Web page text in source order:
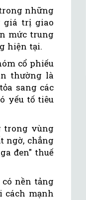
những
giá trị giao
mức trung
hiện tại.
cổ phiếu
thường là
sang các
yếu tố tiêu
trong vùng
ngờ, chẳng
đen" thuế
nền tảng
cách mạnh